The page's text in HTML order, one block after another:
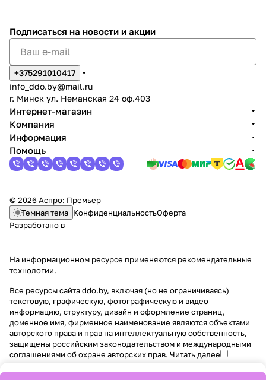
Подписаться на новости и акции
+375291010417
info_ddo.by@mail.ru
г. Минск ул. Неманская 24 оф.403
Интернет-магазин
Компания
Информация
Помощь
© 2026 Аспро: Премьер
Темная тема КонфиденциальностьОферта
Разработано в
На информационном ресурсе применяются рекомендательные
технологии.
Все ресурсы сайта ddo.by, включая (но не ограничиваясь)
текстовую, графическую, фотографическую и видео
информацию, структуру, дизайн и оформление страниц,
доменное имя, фирменное наименование являются объектами
авторского права и прав на интеллектуальную собственность,
защищены российским законодательством и международными
соглашениями об охране авторских прав. Читать далее